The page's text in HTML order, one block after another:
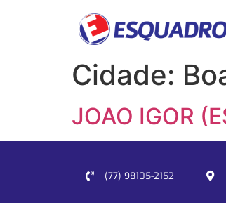
Cidade:
JOAO IGOR
(77) 98105-2152